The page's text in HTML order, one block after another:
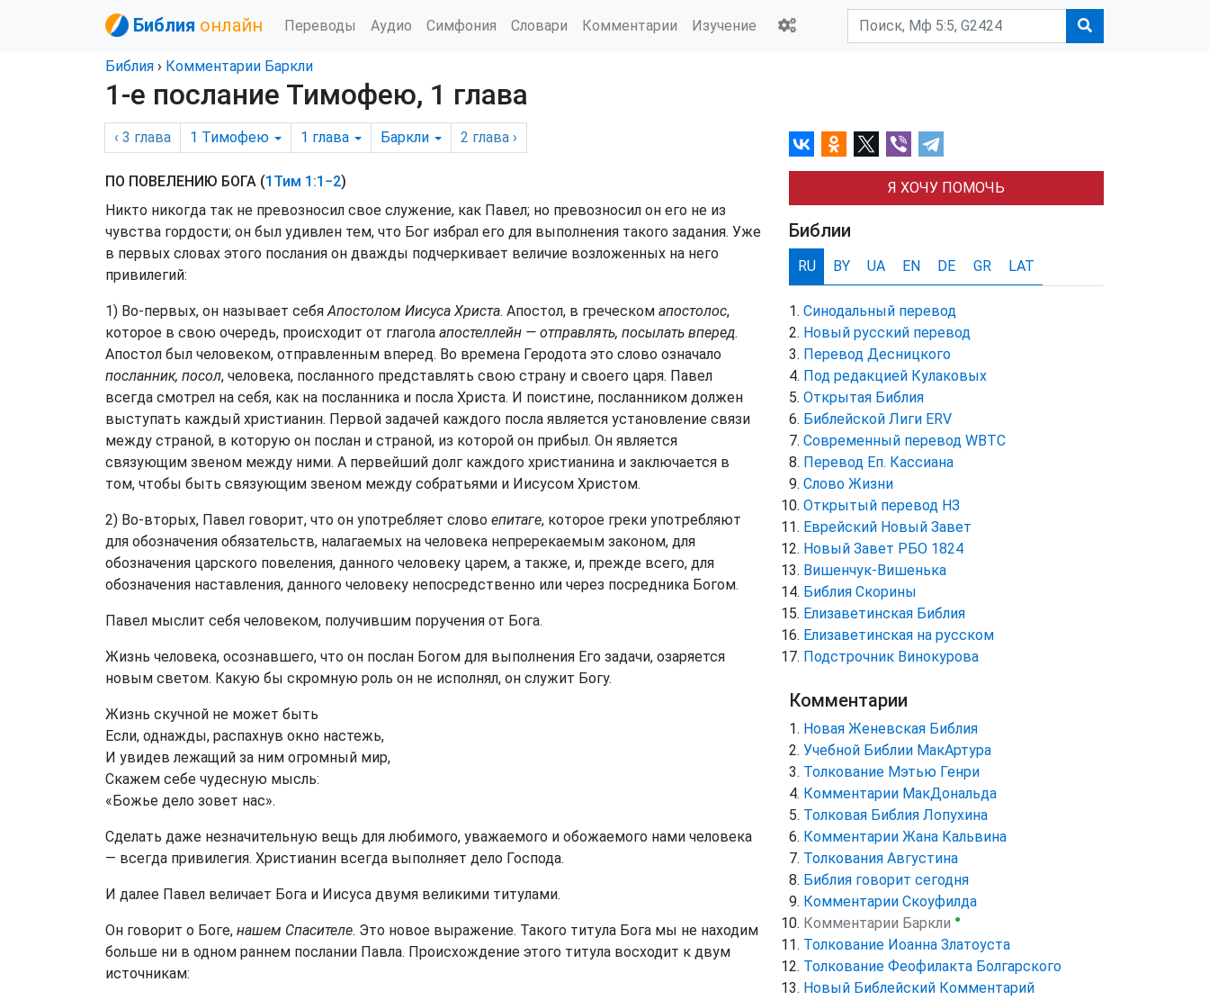
Библия онлайн Переводы Аудио Симфония Словари Комментарии Изучение
Библия › Комментарии Баркли
1-е послание Тимофею, 1 глава
‹ 3 глава 1 Тимофею 1 глава Баркли 2 глава ›
ПО ПОВЕЛЕНИЮ БОГА (1Тим 1:1−2)
Никто никогда так не превозносил свое служение, как Павел; но превозносил он его не из
чувства гордости; он был удивлен тем, что Бог избрал его для выполнения такого задания. Уже
в первых словах этого послания он дважды подчеркивает величие возложенных на него
привилегий:
1) Во-первых, он называет себяАпостолом Иисуса Христа. Апостол, в греческом апостолос,
которое в свою очередь, происходит от глагола апостеллейн — отправлять, посылать вперед.
Апостол был человеком, отправленным вперед. Во времена Геродота это слово означало
посланник, посол, человека, посланного представлять свою страну и своего царя. Павел
всегда смотрел на себя, как на посланника и посла Христа. И поистине, посланником должен
выступать каждый христианин. Первой задачей каждого посла является установление связи
между страной, в которую он послан и страной, из которой он прибыл. Он является
связующим звеном между ними. А первейший долг каждого христианина и заключается в
том, чтобы быть связующим звеном между собратьями и Иисусом Христом.
2) Во-вторых, Павел говорит, что он употребляет слово епитаге, которое греки употребляют
для обозначения обязательств, налагаемых на человека непререкаемым законом, для
обозначения царского повеления, данного человеку царем, а также, и, прежде всего, для
обозначения наставления, данного человеку непосредственно или через посредника Богом.
Павел мыслит себя человеком, получившим поручения от Бога.
Жизнь человека, осознавшего, что он послан Богом для выполнения Его задачи, озаряется
новым светом. Какую бы скромную роль он не исполнял, он служит Богу.
Жизнь скучной не может быть
Если, однажды, распахнув окно настежь,
И увидев лежащий за ним огромный мир,
Скажем себе чудесную мысль:
«Божье дело зовет нас».
Сделать даже незначительную вещь для любимого, уважаемого и обожаемого нами человека
— всегда привилегия. Христианин всегда выполняет дело Господа.
И далее Павел величает Бога и Иисуса двумя великими титулами.
Он говорит о Боге, нашем Спасителе. Это новое выражение. Такого титула Бога мы не находим
больше ни в одном раннем послании Павла. Происхождение этого титула восходит к двум
источникам:
Я ХОЧУ ПОМОЧЬ
Библии
RU BY UA EN DE GR LAT
Синодальный перевод
Новый русский перевод
Перевод Десницкого
Под редакцией Кулаковых
Открытая Библия
Библейской Лиги ERV
Cовременный перевод WBTC
Перевод Еп. Кассиана
Слово Жизни
Открытый перевод НЗ
Еврейский Новый Завет
Новый Завет РБО 1824
Вишенчук-Вишенька
Библия Скорины
Елизаветинская Библия
Елизаветинская на русском
Подстрочник Винокурова
Комментарии
Новая Женевская Библия
Учебной Библии МакАртура
Толкование Мэтью Генри
Комментарии МакДональда
Толковая Библия Лопухина
Комментарии Жана Кальвина
Толкования Августина
Библия говорит сегодня
Комментарии Скоуфилда
Комментарии Баркли ●
Толкование Иоанна Златоуста
Толкование Феофилакта Болгарского
Новый Библейский Комментарий